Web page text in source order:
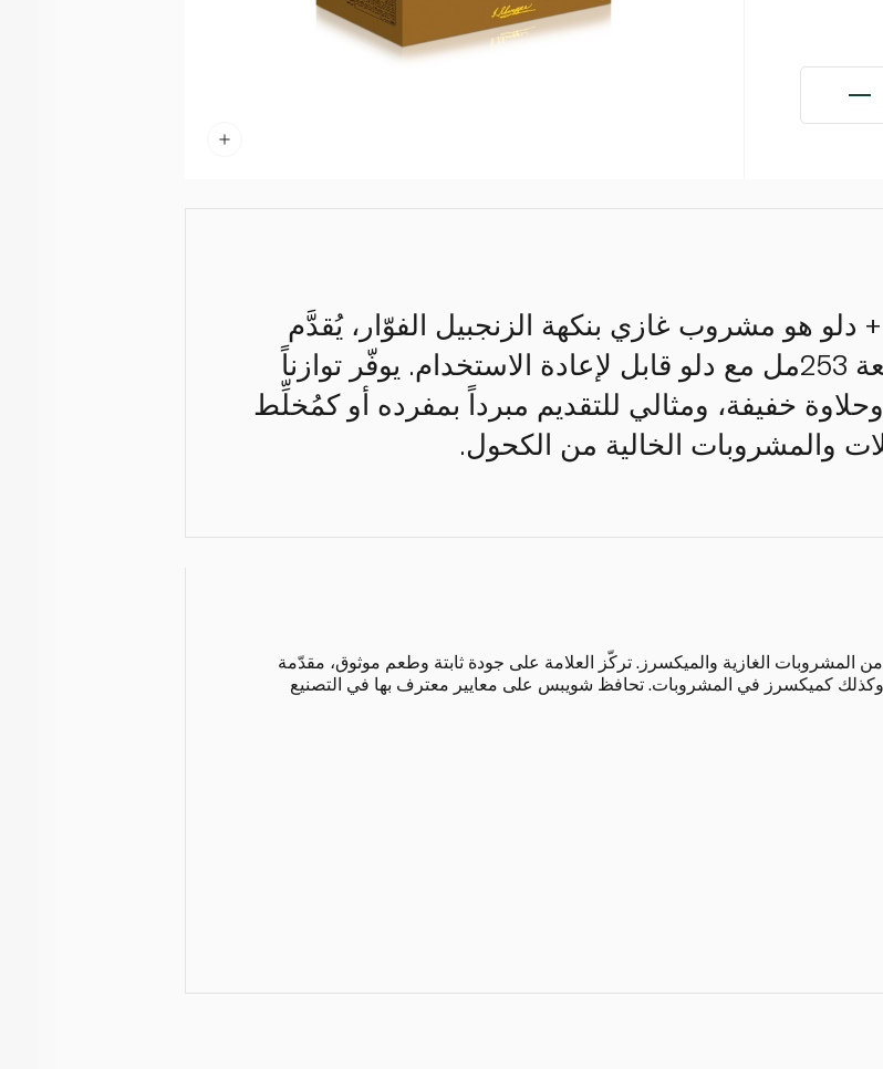
شويبس جينجر إيل 253مل × 6 + دلو هو مشروب غازي بنكهة الزنجبيل الفوّار، يُقدَّم
على شكل ست علب مريحة سعة 253مل مع دلو قابل لإعادة الاستخدام. يوفّر توازناً
خفيفة، ومثالي للتقديم مبرداً بمفرده أو كمُخلِّط
والمشروبات الخالية من الكحول.
الغازية والميكسرز. تركّز العلامة على جودة ثابتة وطعم موثوق، مقدّمة
كميكسرز في المشروبات. تحافظ شويبس على معايير معترف بها في التصنيع